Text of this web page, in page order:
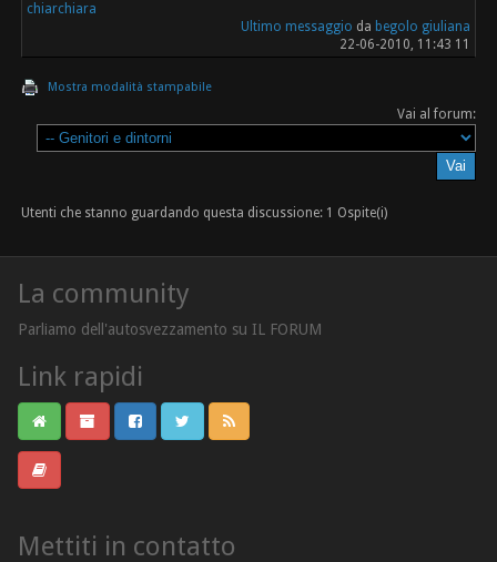
chiarchiara
Ultimo messaggio da begolo giuliana
22-06-2010, 11:43 11
Mostra modalità stampabile
Vai al forum:
Utenti che stanno guardando questa discussione: 1 Ospite(i)
La community
Parliamo dell'autosvezzamento su IL FORUM
Link rapidi
Mettiti in contatto